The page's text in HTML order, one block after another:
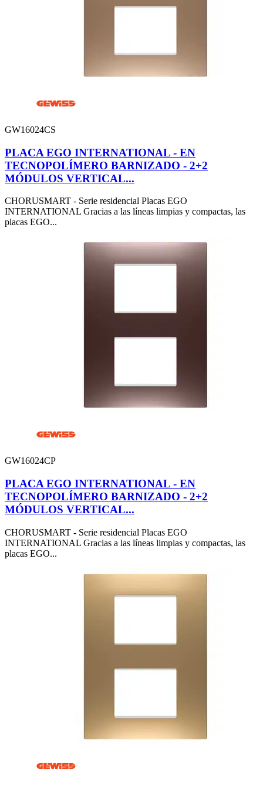
GW16024CS
PLACA EGO INTERNATIONAL - EN
TECNOPOLÍMERO BARNIZADO - 2+2
MÓDULOS VERTICAL...
CHORUSMART - Serie residencial Placas EGO
INTERNATIONAL Gracias a las líneas limpias y compactas, las
placas EGO...
GW16024CP
PLACA EGO INTERNATIONAL - EN
TECNOPOLÍMERO BARNIZADO - 2+2
MÓDULOS VERTICAL...
CHORUSMART - Serie residencial Placas EGO
INTERNATIONAL Gracias a las líneas limpias y compactas, las
placas EGO...